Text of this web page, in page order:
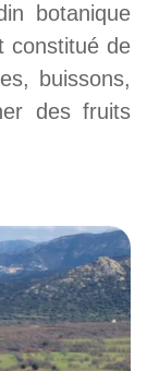
botanique
constitué de
buissons,
des fruits